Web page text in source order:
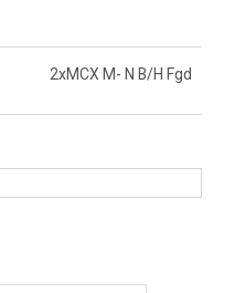
2xMCX M- N B/H Fgd